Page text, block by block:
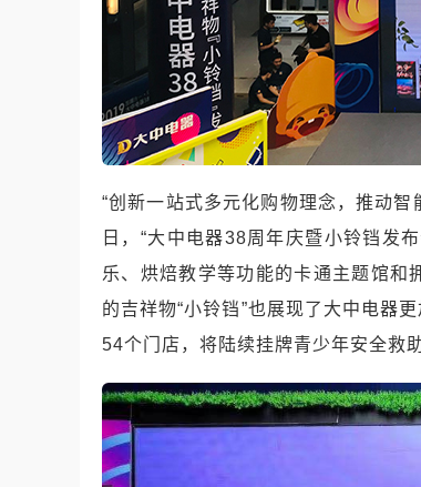
“创新一站式多元化购物理念，推动
日，“大中电器38周年庆暨小铃铛发
乐、烘焙教学等功能的卡通主题馆和
的吉祥物“小铃铛”也展现了大中电器
54个门店，将陆续挂牌青少年安全救